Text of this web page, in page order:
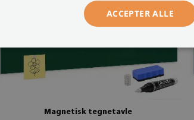
Magnetisk tegnetavle
ACCEPTER ALLE